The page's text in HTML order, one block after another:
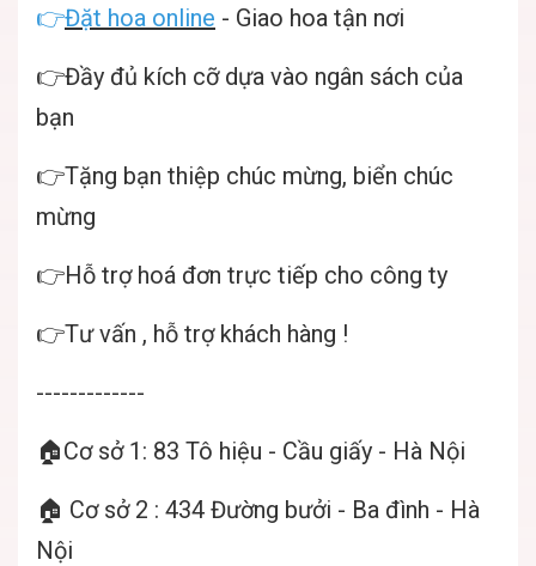
👉Đặt hoa online - Giao hoa tận nơi
👉Đầy đủ kích cỡ dựa vào ngân sách của
bạn
👉Tặng bạn thiệp chúc mừng, biển chúc
mừng
👉Hỗ trợ hoá đơn trực tiếp cho công ty
👉Tư vấn , hỗ trợ khách hàng !
-------------
🏠Cơ sở 1: 83 Tô hiệu - Cầu giấy - Hà Nội
🏠 Cơ sở 2 : 434 Đường bưởi - Ba đình - Hà
Nội